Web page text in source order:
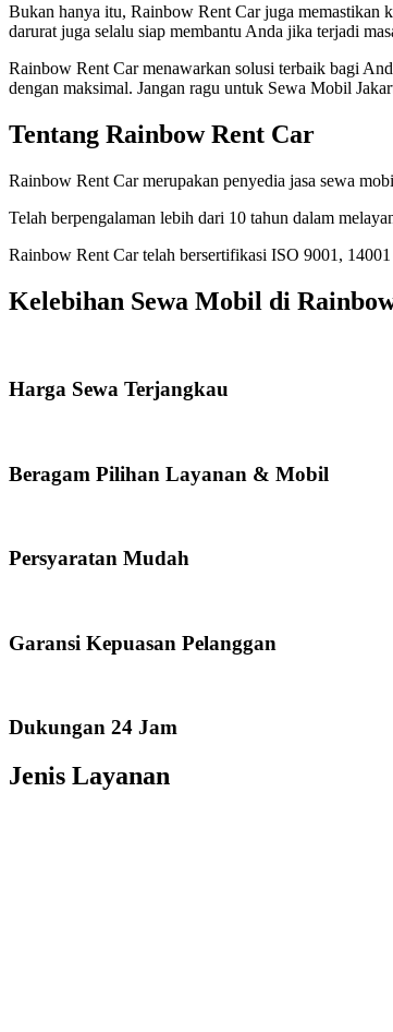
Bukan hanya itu, Rainbow Rent Car juga memastikan
darurat juga selalu siap membantu Anda jika terjadi
Rainbow Rent Car menawarkan solusi terbaik bagi
dengan maksimal. Jangan ragu untuk Sewa Mobil
Tentang Rainbow Rent Car
Rainbow Rent Car merupakan penyedia jasa sewa
Telah berpengalaman lebih dari 10 tahun dalam
Rainbow Rent Car telah bersertifikasi ISO 9001,
Kelebihan Sewa Mobil di
Harga Sewa Terjangkau
Beragam Pilihan Layanan & Mobil
Persyaratan Mudah
Garansi Kepuasan Pelanggan
Dukungan 24 Jam
Jenis Layanan